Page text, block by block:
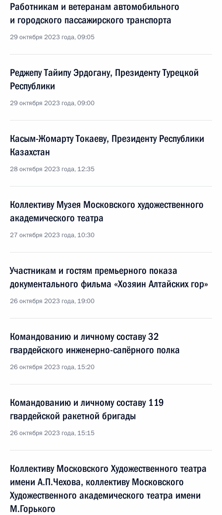
Работникам и ветеранам автомобильного
и городского пассажирского транспорта
29 октября 2023 года, 09:05
Реджепу Тайипу Эрдогану, Президенту Турецкой
Республики
29 октября 2023 года, 09:00
Касым-Жомарту Токаеву, Президенту Республики
Казахстан
28 октября 2023 года, 12:35
Коллективу Музея Московского художественного
академического театра
27 октября 2023 года, 10:30
Участникам и гостям премьерного показа
документального фильма «Хозяин Алтайских гор»
26 октября 2023 года, 19:00
Командованию и личному составу 32
гвардейского инженерно-сапёрного полка
26 октября 2023 года, 15:20
Командованию и личному составу 119
гвардейской ракетной бригады
26 октября 2023 года, 15:15
Коллективу Московского Художественного театра
имени А.П.Чехова, коллективу Московского
Художественного академического театра имени
М.Горького